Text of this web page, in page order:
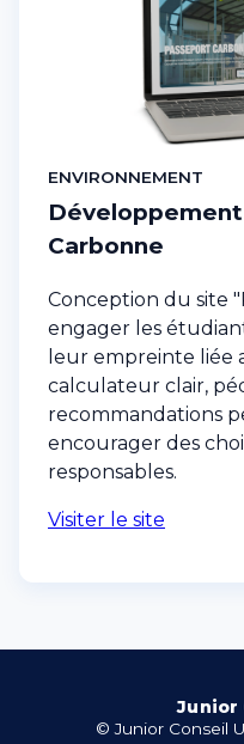
ENVIRONNEMENT
Carbonne
Conception du site
engager les
leur empreinte liée
calculateur clair,
recommandations
encourager des
responsables.
Visiter le site
Junior
© Junior Conseil